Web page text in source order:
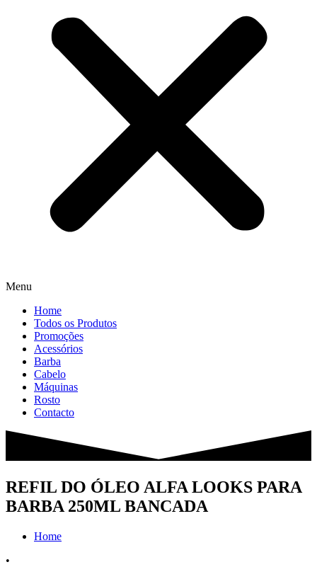
Menu
Home
Todos os Produtos
Promoções
Acessórios
Barba
Cabelo
Máquinas
Rosto
Contacto
REFIL DO ÓLEO ALFA LOOKS PARA
BARBA 250ML BANCADA
Home
•